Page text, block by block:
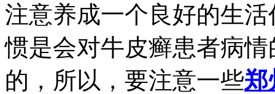
注意养成一个良好的生
惯是会对牛皮癣患者病
的，所以，要注意一些郑